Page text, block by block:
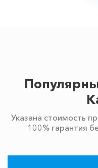
Указана стоимость
100% гарантия